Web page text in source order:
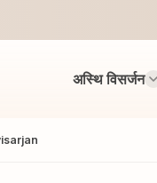
अस्थि विसर्जन